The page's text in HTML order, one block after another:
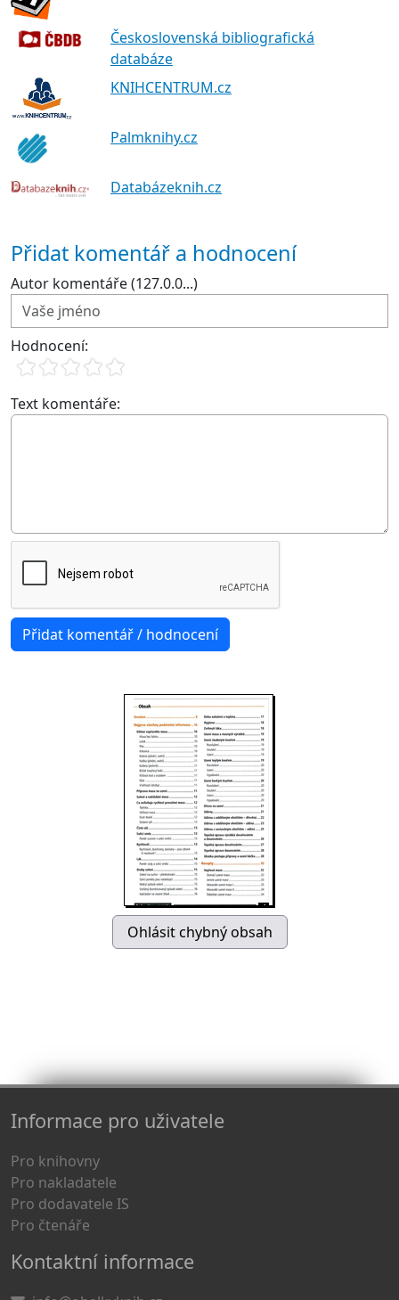
Československá bibliografická
databáze
KNIHCENTRUM.cz
Palmknihy.cz
Databázeknih.cz
Přidat komentář a hodnocení
Autor komentáře (127.0.0...)
Hodnocení:
Text komentáře:
Informace pro uživatele
Pro knihovny
Pro nakladatele
Pro dodavatele IS
Pro čtenáře
Kontaktní informace